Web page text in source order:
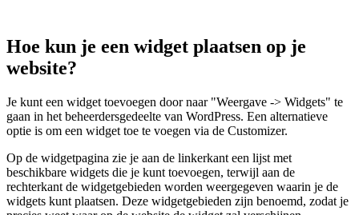
Hoe kun je een widget plaatsen op je
website?
Je kunt een widget toevoegen door naar "Weergave -> Widgets" te
gaan in het beheerdersgedeelte van WordPress. Een alternatieve
optie is om een widget toe te voegen via de Customizer.
Op de widgetpagina zie je aan de linkerkant een lijst met
beschikbare widgets die je kunt toevoegen, terwijl aan de
rechterkant de widgetgebieden worden weergegeven waarin je de
widgets kunt plaatsen. Deze widgetgebieden zijn benoemd, zodat je